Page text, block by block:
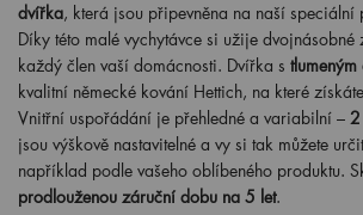
dvířka, která jsou připevněna na naší speciální
Díky této malé vychytávce si užije
každý člen vaší domácnosti. Dvířka s
kvalitní německé kování Hettich, na které získáte
Vnitřní uspořádání je přehledné a variabilní – 2
jsou výškově nastavitelné a vy si tak můžete
například podle vašeho oblíbeného produktu.
prodlouženou záruční dobu na 5 let.